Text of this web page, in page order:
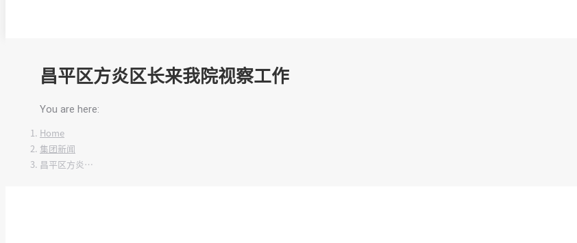
昌平区方炎区长来我院视察工作
You are here:
Home
集团新闻
昌平区方炎…